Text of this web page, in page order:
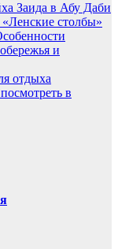
Заида в Абу Даби
столбы»
и
отдыха
в